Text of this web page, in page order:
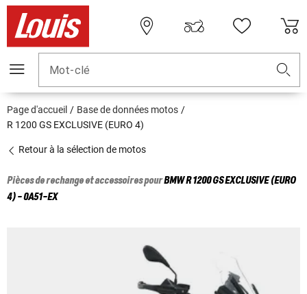
Mot-clé
Page d'accueil
Base de données motos
R 1200 GS EXCLUSIVE (EURO 4)
Retour à la sélection de motos
Pièces de rechange et accessoires pourBMWR 1200 GS EXCLUSIVE (EURO
4) - 0A51-EX